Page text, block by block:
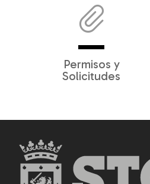
Permisos y
Solicitudes